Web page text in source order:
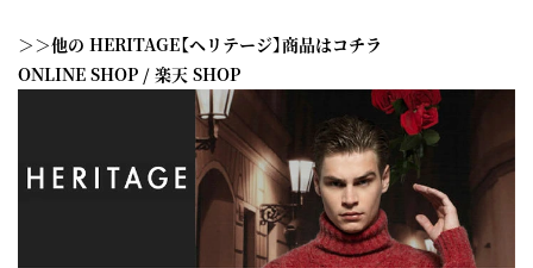
＞＞他の HERITAGE【ヘリテージ】商品はコチラ
ONLINE SHOP / 楽天 SHOP